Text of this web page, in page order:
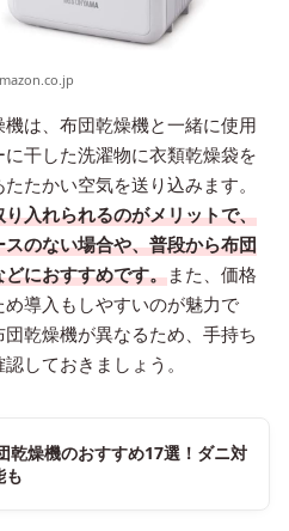
は、布団乾燥機と一緒に使用
干した洗濯物に衣類乾燥袋を
たかい空気を送り込みます。
入れられるのがメリットで、
のない場合や、普段から布団
におすすめです。また、価格
導入もしやすいのが魅力で
乾燥機が異なるため、手持ち
しておきましょう。
乾燥機のおすすめ17選！ダニ対
も